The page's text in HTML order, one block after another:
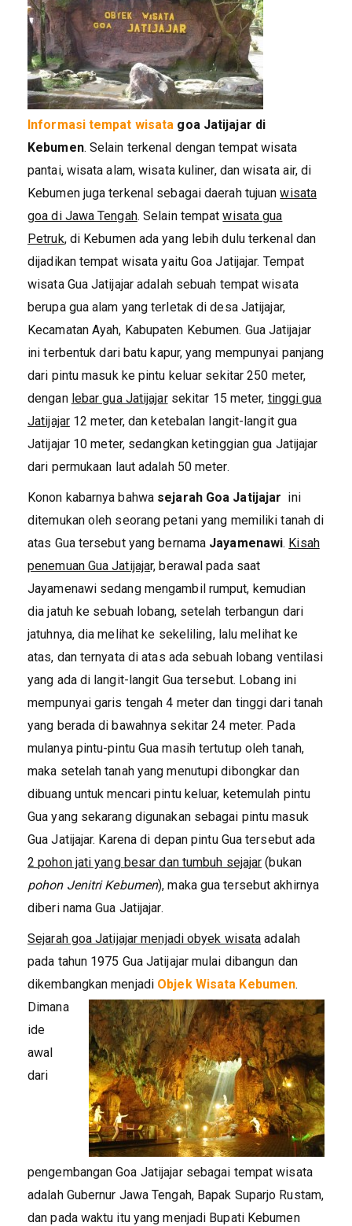
Informasi tempat wisata goa Jatijajar di
Kebumen. Selain terkenal dengan tempat wisata
pantai, wisata alam, wisata kuliner, dan wisata air, di
Kebumen juga terkenal sebagai daerah tujuanwisata
goa di Jawa Tengah. Selain tempatwisata gua
Petruk, di Kebumen ada yang lebih dulu terkenal dan
dijadikan tempat wisata yaitu Goa Jatijajar. Tempat
wisata Gua Jatijajar adalah sebuah tempat wisata
berupa gua alam yang terletak di desa Jatijajar,
Kecamatan Ayah, Kabupaten Kebumen. Gua Jatijajar
ini terbentuk dari batu kapur, yang mempunyai panjang
dari pintu masuk ke pintu keluar sekitar 250 meter,
dengan lebar gua Jatijajarsekitar 15 meter, tinggi gua
Jatijajar12 meter, dan ketebalan langit-langit gua
Jatijajar 10 meter, sedangkan ketinggian gua Jatijajar
dari permukaan laut adalah 50 meter.
Konon kabarnya bahwa sejarah Goa Jatijajar ini
ditemukan oleh seorang petani yang memiliki tanah di
atas Gua tersebut yang bernama Jayamenawi. Kisah
penemuan Gua Jatijajar, berawal pada saat
Jayamenawi sedang mengambil rumput, kemudian
dia jatuh ke sebuah lobang, setelah terbangun dari
jatuhnya, dia melihat ke sekeliling, lalu melihat ke
atas, dan ternyata di atas ada sebuah lobang ventilasi
yang ada di langit-langit Gua tersebut. Lobang ini
mempunyai garis tengah 4 meter dan tinggi dari tanah
yang berada di bawahnya sekitar 24 meter. Pada
mulanya pintu-pintu Gua masih tertutup oleh tanah,
maka setelah tanah yang menutupi dibongkar dan
dibuang untuk mencari pintu keluar, ketemulah pintu
Gua yang sekarang digunakan sebagai pintu masuk
Gua Jatijajar. Karena di depan pintu Gua tersebut ada
2 pohon jati yang besar dan tumbuh sejajar (bukan
pohon Jenitri Kebumen), maka gua tersebut akhirnya
diberi nama Gua Jatijajar.
Sejarah goa Jatijajar menjadi obyek wisata adalah
pada tahun 1975 Gua Jatijajar mulai dibangun dan
dikembangkan menjadi Objek Wisata Kebumen.
Dimana
ide
awal
dari
pengembangan Goa Jatijajar sebagai tempat wisata
adalah Gubernur Jawa Tengah, Bapak Suparjo Rustam,
dan pada waktu itu yang menjadi Bupati Kebumen